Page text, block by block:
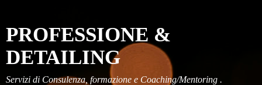
PROFESSIONE &
DETAILING
Servizi di Consulenza, formazione e Coaching/Mentoring .